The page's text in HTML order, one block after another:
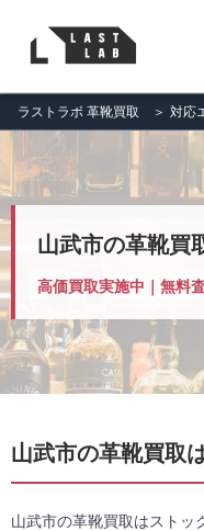
ラストラボ 革靴買取 ＞ 対応
山武市の革靴買
高価買取実施中｜無料
山武市の革靴買取
山武市の革靴買取はストッ